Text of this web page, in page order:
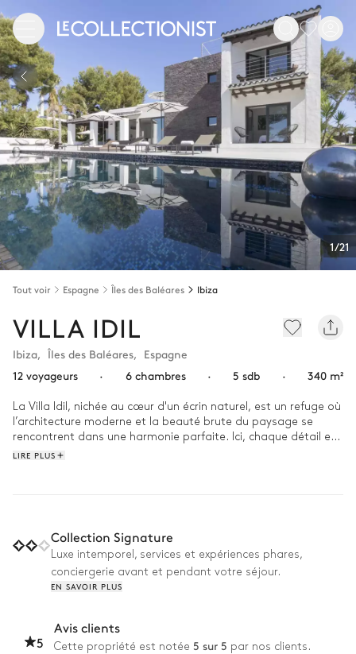
1/21
Tout voir Espagne Îles des Baléares Ibiza
VILLA IDIL
Ibiza, Îles des Baléares, Espagne
12 voyageurs
· 6 chambres · 5 sdb · 340 m²
La Villa Idil, nichée au cœur d'un écrin naturel, est un refuge où
l’architecture moderne et la beauté brute du paysage se
rencontrent dans une harmonie parfaite. Ici, chaque détail est
pensé pour offrir une expérience de sérénité loin du tumulte
terrasse baignée de lumière invite à la contemplation, tandis
que les sentiers côtiers à proximité appellent à l’aventure. À la
tombée du jour, la salle à manger extérieure se transforme en
un lieu magique pour savourer un dîner sous les étoiles.
LIRE PLUS
Collection Signature
Luxe intemporel, services et expériences phares,
conciergerie avant et pendant votre séjour.
EN SAVOIR PLUS
5
Avis clients
Cette propriété est notée 5 sur 5 par nos clients.